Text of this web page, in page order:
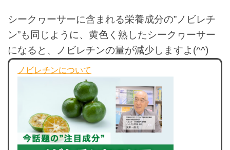
シークヮーサーに含まれる栄養成分の”ノビレチ
ン”も同じように、黄色く熟したシークヮーサー
になると、ノビレチンの量が減少しますよ(^^)
ノビレチンについて